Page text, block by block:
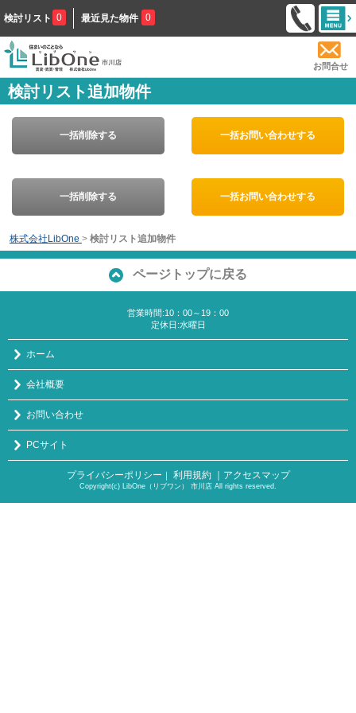
検討リスト 0 最近見た物件 0
お問合せ
検討リスト追加物件
一括削除する 一括お問い合わせする
一括削除する 一括お問い合わせする
株式会社LibOne > 検討リスト追加物件
ページトップに戻る
営業時間:10：00～19：00
定休日:水曜日
ホーム
会社概要
お問い合わせ
PCサイト
プライバシーポリシー ｜ 利用規約 ｜アクセスマップ
Copyright(c) LibOne（リブワン） 市川店 All rights reserved.